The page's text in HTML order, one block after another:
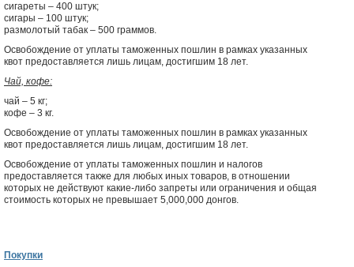
сигареты – 400 штук;
сигары – 100 штук;
размолотый табак – 500 граммов.
Освобождение от уплаты таможенных пошлин в рамках указанных
квот предоставляется лишь лицам, достигшим 18 лет.
Чай, кофе:
чай – 5 кг;
кофе – 3 кг.
Освобождение от уплаты таможенных пошлин в рамках указанных
квот предоставляется лишь лицам, достигшим 18 лет.
Освобождение от уплаты таможенных пошлин и налогов
предоставляется также для любых иных товаров, в отношении
которых не действуют какие-либо запреты или ограничения и общая
стоимость которых не превышает 5,000,000 донгов.
Покупки